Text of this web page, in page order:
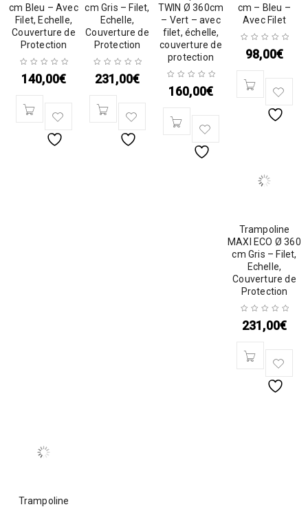
cm Bleu – Avec
Filet, Echelle,
Couverture de
Protection
140,00€
cm Gris – Filet,
Echelle,
Couverture de
Protection
231,00€
TWIN Ø 360cm
– Vert – avec
filet, échelle,
couverture de
protection
160,00€
cm – Bleu –
Avec Filet
98,00€
Trampoline
MAXI ECO Ø 360
cm Gris – Filet,
Echelle,
Couverture de
Protection
231,00€
Trampoline